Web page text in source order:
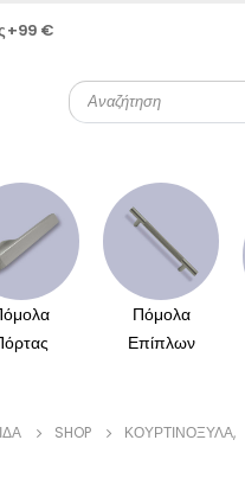
+99 €
Πόμολα
Επίπλων
SHOP ΚΟΥΡΤΙΝΌΞΥΛΑ,